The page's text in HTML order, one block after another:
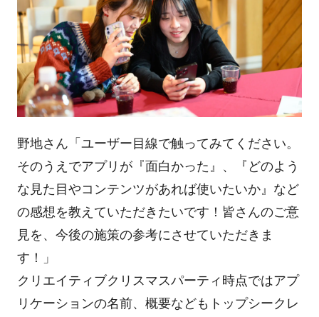
野地さん「ユーザー目線で触ってみてください。
そのうえでアプリが『面白かった』、『どのよう
な見た目やコンテンツがあれば使いたいか』など
の感想を教えていただきたいです！皆さんのご意
見を、今後の施策の参考にさせていただきま
す！」
クリエイティブクリスマスパーティ時点ではアプ
リケーションの名前、概要などもトップシークレ